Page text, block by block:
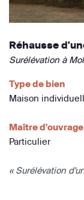
Réhausse
Surélévation à
Type de bien
Maison
Maître d'ouvrage
Particulier
« Surélévation